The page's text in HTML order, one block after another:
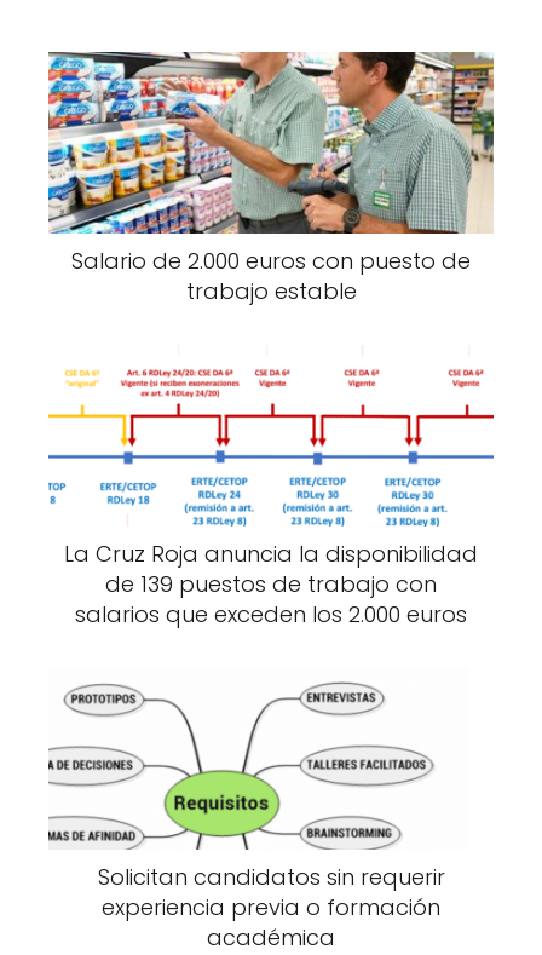
Salario de 2.000 euros con puesto de
trabajo estable
La Cruz Roja anuncia la disponibilidad
de 139 puestos de trabajo con
salarios que exceden los 2.000 euros
Solicitan candidatos sin requerir
experiencia previa o formación
académica